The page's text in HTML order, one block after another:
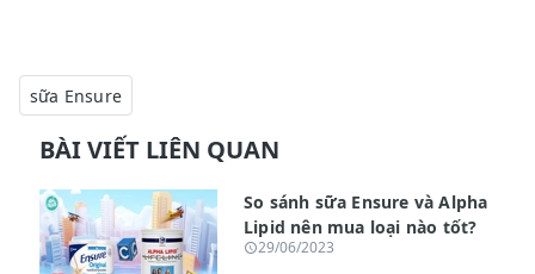
sữa Ensure
BÀI VIẾT LIÊN QUAN
So sánh sữa Ensure và Alpha
Lipid nên mua loại nào tốt?
29/06/2023